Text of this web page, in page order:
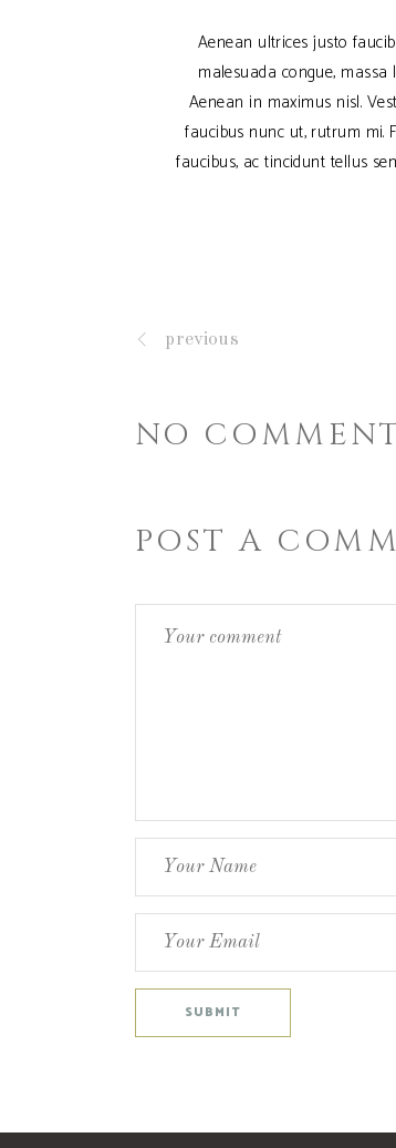
Aenean ultrices justo
malesuada congue,
Aenean in maximus nisl.
faucibus nunc ut, rutrum mi.
faucibus, ac tincidunt tellus
previous
NO
POST A